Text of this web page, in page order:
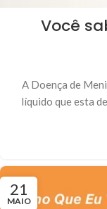
Você
A Doença de
líquido que esta
21
MAIO